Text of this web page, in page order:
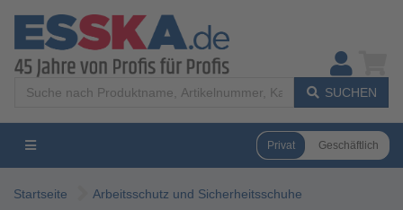
SUCHEN
Privat Geschäftlich
Startseite
Arbeitsschutz und Sicherheitsschuhe